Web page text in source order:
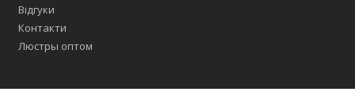
Відгуки
Контакти
Люстры оптом